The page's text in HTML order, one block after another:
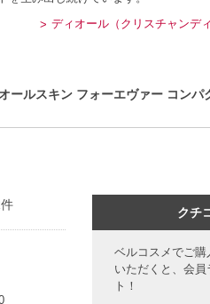
ディオール（クリスチャンデ
ールスキン フォーエヴァー コン
クチ
ベルコスメでご
いただくと、会
ト！